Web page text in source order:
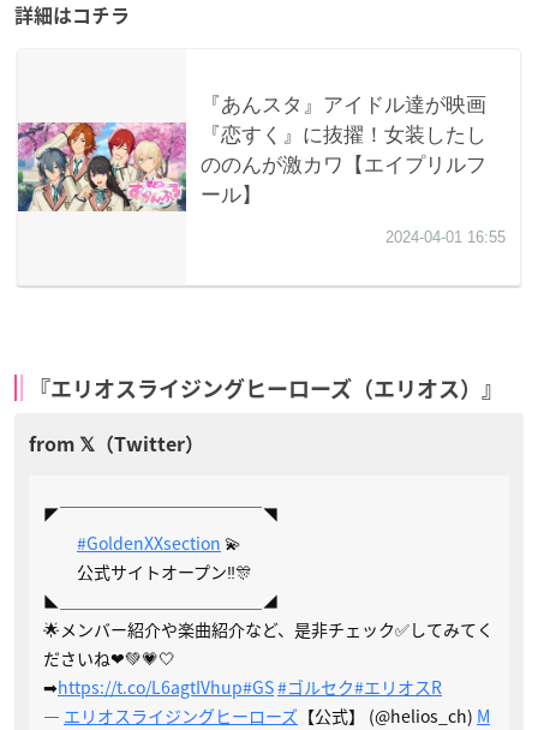
詳細はコチラ
『エリオスライジングヒーローズ（エリオス）』
◤￣￣￣￣￣￣￣￣￣￣￣￣◥
#GoldenXXsection 💫
公式サイトオープン‼️🎊
◣＿＿＿＿＿＿＿＿＿＿＿＿◢
🌟メンバー紹介や楽曲紹介など、是非チェック✅してみてく
ださいね❤💚💗🤍
➡https://t.co/L6agtIVhup#GS#ゴルセク#エリオスR
— エリオスライジングヒーローズ 【公式】 (@helios_ch) M